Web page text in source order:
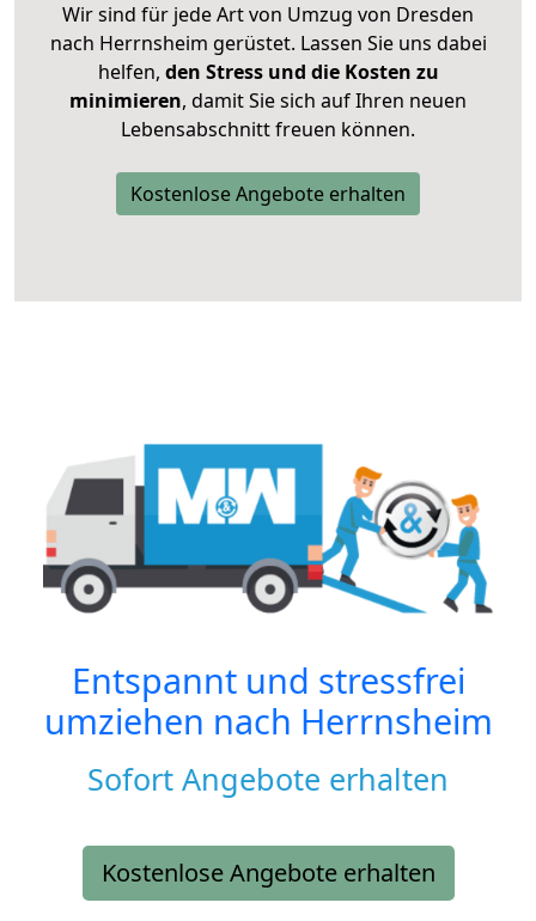
Wir sind für jede Art von Umzug von Dresden
nach Herrnsheim gerüstet. Lassen Sie uns dabei
helfen, den Stress und die Kosten zu
minimieren, damit Sie sich auf Ihren neuen
Lebensabschnitt freuen können.
Kostenlose Angebote erhalten
Entspannt und stressfrei
umziehen nach Herrnsheim
Sofort Angebote erhalten
Kostenlose Angebote erhalten